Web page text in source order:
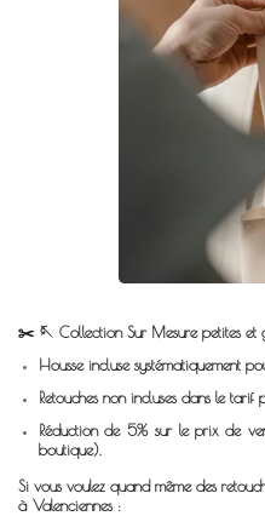
✂️ 🪡 Collection Sur Mesure petites et
Housse incluse systématiquement
Retouches non incluses dans le
Réduction de 5% sur le prix de
boutique).
Si vous voulez quand même des
à Valenciennes :